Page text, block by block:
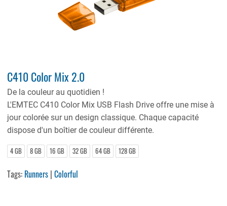
C410 Color Mix 2.0
De la couleur au quotidien !
L'EMTEC C410 Color Mix USB Flash Drive offre une mise à
jour colorée sur un design classique. Chaque capacité
dispose d'un boîtier de couleur différente.
4 GB 8 GB 16 GB 32 GB 64 GB 128 GB
Tags: Runners |Colorful